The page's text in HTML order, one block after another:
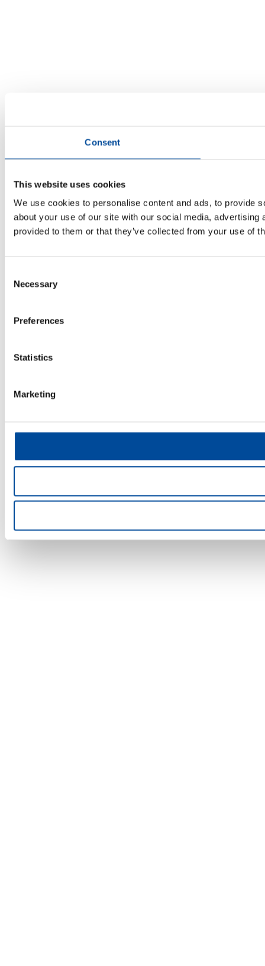
Consent
This website uses cookies
We use cookies to personalise content and ads, to provide
about your use of our site with our social media,
provided to them or that they’ve collected from your use of
Selection
Necessary
Preferences
Statistics
Marketing